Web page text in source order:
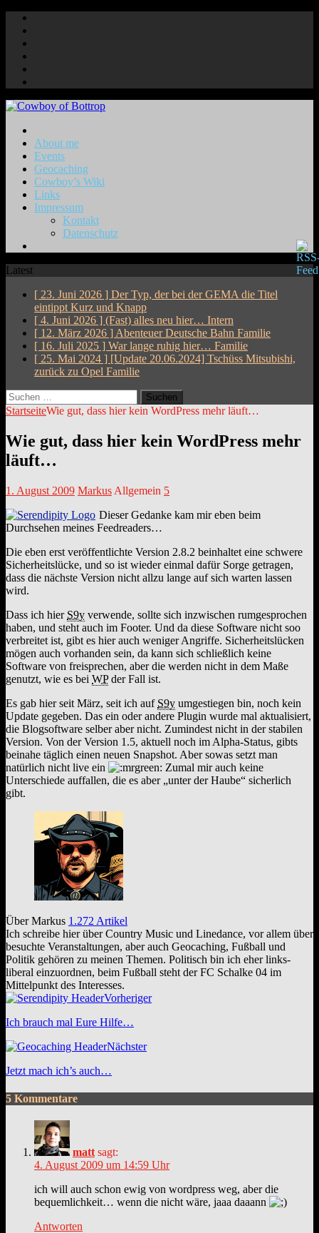
About me
Events
Geocaching
Cowboy’s Wiki
Links
Impressum
Kontakt
Datenschutz
Latest
[ 23. Juni 2026 ] Der Typ, der bei der GEMA die Titel
eintippt Kurz und Knapp
[ 4. Juni 2026 ] (Fast) alles neu hier… Intern
[ 12. März 2026 ] Abenteuer Deutsche Bahn Familie
[ 16. Juli 2025 ] War lange ruhig hier… Familie
[ 25. Mai 2024 ] [Update 20.06.2024] Tschüss Mitsubishi,
zurück zu Opel Familie
Suchen
nach:
StartseiteWie gut, dass hier kein WordPress mehr läuft…
Wie gut, dass hier kein WordPress mehr
läuft…
1. August 2009 Markus Allgemein 5
Dieser Gedanke kam mir eben beim
Durchsehen meines Feedreaders…
Die eben erst veröffentlichte Version 2.8.2 beinhaltet eine schwere
Sicherheitslücke, und so ist wieder einmal dafür Sorge getragen,
dass die nächste Version nicht allzu lange auf sich warten lassen
wird.
Dass ich hier S9y verwende, sollte sich inzwischen rumgesprochen
haben, und steht auch im Footer. Und da diese Software nicht soo
verbreitet ist, gibt es hier auch weniger Angriffe. Sicherheitslücken
mögen auch vorhanden sein, da kann sich schließlich keine
Software von freisprechen, aber die werden nicht in dem Maße
genutzt, wie es bei WPder Fall ist.
Es gab hier seit März, seit ich auf S9y umgestiegen bin, noch kein
Update gegeben. Das ein oder andere Plugin wurde mal aktualisiert,
die Blogsoftware selber aber nicht. Zumindest nicht in der stabilen
Version. Von der Version 1.5, aktuell noch im Alpha-Status, gibts
beinahe täglich einen neuen Snapshot. Aber sowas setzt man
natürlich nicht live ein
Zumal mir auch keine
Unterschiede auffallen, die es aber „unter der Haube“ sicherlich
gibt.
Über Markus 1.272 Artikel
Ich schreibe hier über Country Music und Linedance, vor allem über
besuchte Veranstaltungen, aber auch Geocaching, Fußball und
Politik gehören zu meinen Themen. Politisch bin ich eher links-
liberal einzuordnen, beim Fußball steht der FC Schalke 04 im
Mittelpunkt des Interesses.
Webseite
Facebook
Vorheriger
Ich brauch mal Eure Hilfe…
Nächster
Jetzt mach ich’s auch…
5 Kommentare
matt sagt:
4. August 2009 um 14:59 Uhr
ich will auch schon ewig von wordpress weg, aber die
bequemlichkeit… wenn die nicht wäre, jaaa daaann
Antworten